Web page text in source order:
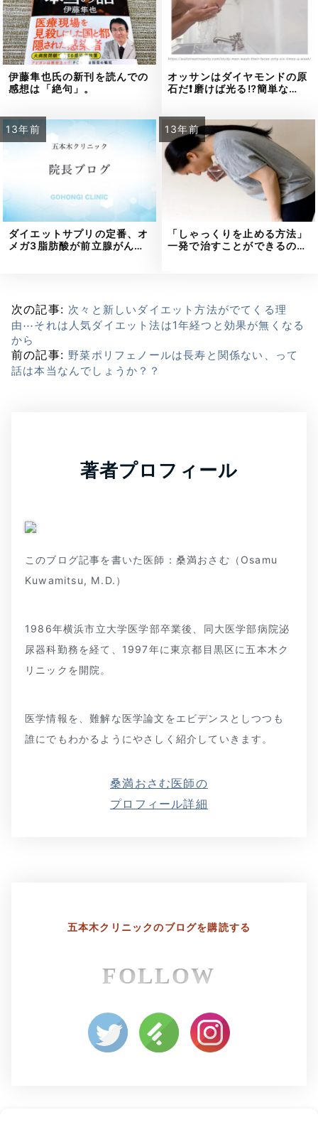
伊藤隼也氏の新刊を読んでの
感想は「絶句」。
オッサンはダイヤモンドの原
石だ❗磨けば光る⁉簡単な…
13年前
ダイエットサプリの定番、オ
メガ3脂肪酸が前立腺がん…
13年前
「しゃっくりを止める方法」
一発で治すことができるの…
次の記事: 次々と新しいダイエット方法がでてくる理
由⋯それは人気ダイエット法は1年経つと効果が無くなる
から
前の記事: 野菜ポリフェノールは長寿と関係ない、って
話は本当なんでしょうか？？
著者プロフィール
このブログ記事を書いた医師：桑満おさむ（Osamu
Kuwamitsu, M.D.）
1986年横浜市立大学医学部卒業後、同大医学部病院泌
尿器科勤務を経て、1997年に東京都目黒区に五本木ク
リニックを開院。
医学情報を、難解な医学論文をエビデンスとしつつも
誰にでもわかるようにやさしく紹介していきます。
桑満おさむ医師の
プロフィール詳細
五本木クリニックのブログを購読する
FOLLOW